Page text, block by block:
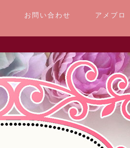
お問い合わせ アメブロ